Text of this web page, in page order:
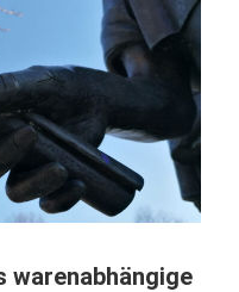
warenabhängige